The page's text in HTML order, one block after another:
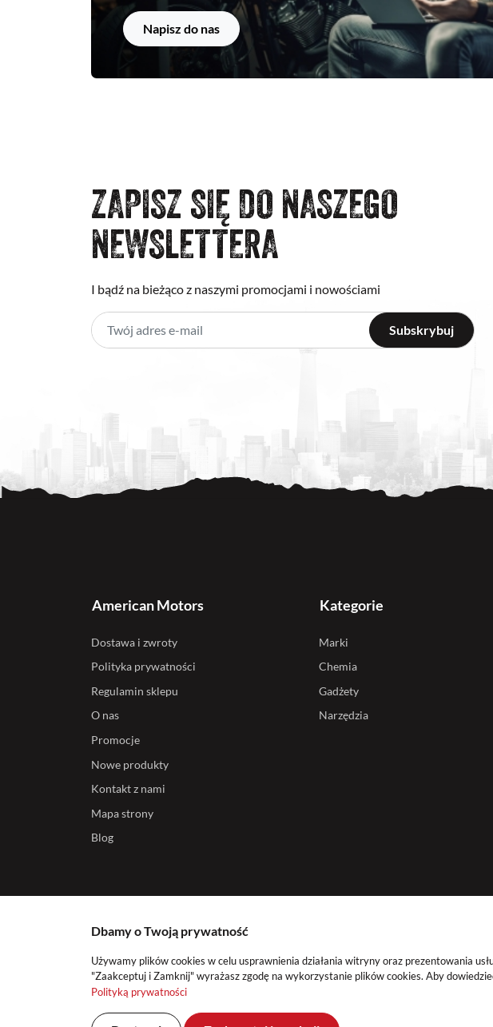
Napisz do nas
ZAPISZ SIĘ DO NASZEGO
NEWSLETTERA
I bądź na bieżąco z naszymi promocjami i nowościami
American Motors
Dostawa i zwroty
Polityka prywatności
Regulamin sklepu
O nas
Promocje
Nowe produkty
Kontakt z nami
Mapa strony
Blog
Kategorie
Marki
Chemia
Gadżety
Narzędzia
Dbamy o Twoją prywatność
Używamy plików cookies w celu usprawnienia działania witryny oraz prezentowania
"Zaakceptuj i Zamknij" wyrażasz zgodę na wykorzystanie plików cookies. Aby
Polityką prywatności